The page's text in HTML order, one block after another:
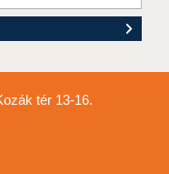
tér 13-16.